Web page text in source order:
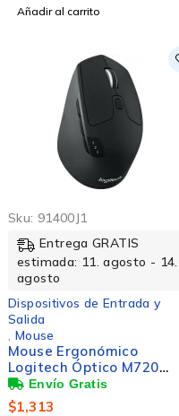
Añadir al carrito
Sku: 91400J1
Entrega GRATIS
estimada: 11. agosto - 14.
agosto
Dispositivos de Entrada y
Salida
Mouse
Mouse Ergonómico
Logitech Óptico M720
Triathlon, Bluetooth, USB,
1000DPI, Negro
$1,313